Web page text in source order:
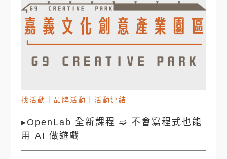
找活動 品牌活動 ｜活動連結
▸OpenLab 全新課程 ➫ 不會寫程式也能
用 AI 做遊戲